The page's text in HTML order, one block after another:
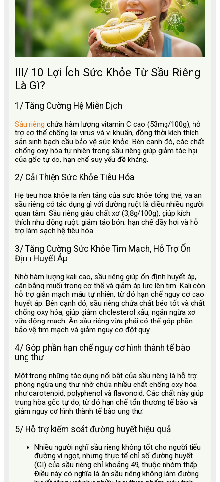
III/ 10 Lợi Ích Sức Khỏe Từ Sầu Riêng
Là Gì?
1/ Tăng Cường Hệ Miễn Dịch
Sầu riêng chứa hàm lượng vitamin C cao (53mg/100g), hỗ
trợ cơ thể chống lại virus và vi khuẩn, đồng thời kích thích
sản sinh bạch cầu bảo vệ sức khỏe. Bên cạnh đó, các chất
chống oxy hóa tự nhiên trong sầu riêng giúp giảm tác hại
của gốc tự do, hạn chế suy yếu đề kháng.
2/ Cải Thiện Sức Khỏe Tiêu Hóa
Hệ tiêu hóa khỏe là nền tảng của sức khỏe tổng thể, và ăn
sầu riêng có tác dụng gì với đường ruột là điều nhiều người
quan tâm. Sầu riêng giàu chất xơ (3,8g/100g), giúp kích
thích nhu động ruột, giảm táo bón, hạn chế đầy hơi và hỗ
trợ làm sạch hệ tiêu hóa.
3/ Tăng Cường Sức Khỏe Tim Mạch, Hỗ Trợ Ổn
Định Huyết Áp
Nhờ hàm lượng kali cao, sầu riêng giúp ổn định huyết áp,
cân bằng muối trong cơ thể và giảm áp lực lên tim. Kali còn
hỗ trợ giãn mạch máu tự nhiên, từ đó hạn chế nguy cơ cao
huyết áp. Bên cạnh đó, sầu riêng chứa chất béo tốt và chất
chống oxy hóa, giúp giảm cholesterol xấu, ngăn ngừa xơ
vữa động mạch. Ăn sầu riêng vừa phải có thể góp phần
bảo vệ tim mạch và giảm nguy cơ đột quỵ.
4/ Góp phần hạn chế nguy cơ hình thành tế bào
ung thư
Một trong những tác dụng nổi bật của sầu riêng là hỗ trợ
phòng ngừa ung thư nhờ chứa nhiều chất chống oxy hóa
như carotenoid, polyphenol và flavonoid. Các chất này giúp
trung hòa gốc tự do, từ đó hạn chế tổn thương tế bào và
giảm nguy cơ hình thành tế bào ung thư.
5/ Hỗ trợ kiểm soát đường huyết hiệu quả
Nhiều người nghĩ sầu riêng không tốt cho người tiểu
đường vì ngọt, nhưng thực tế chỉ số đường huyết
(GI) của sầu riêng chỉ khoảng 49, thuộc nhóm thấp.
Điều này có nghĩa là ăn sầu riêng không làm đường